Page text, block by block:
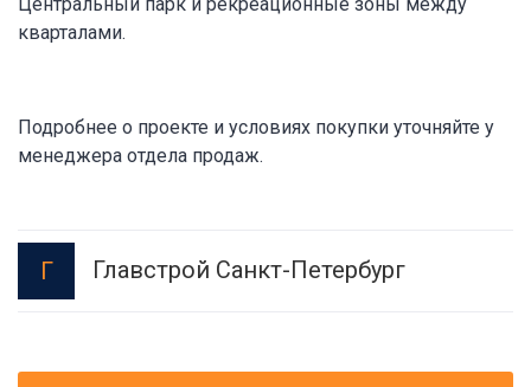
кварталами.
Подробнее о проекте и условиях покупки уточняйте у
менеджера отдела продаж.
Г Главстрой Санкт-Петербург